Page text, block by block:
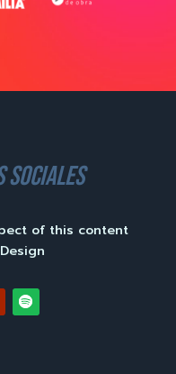
sociales
of this content